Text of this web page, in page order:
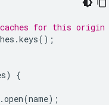
for this origin
.keys();
)
{
.open(name);